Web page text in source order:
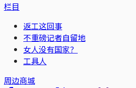
栏目
返工这回事
不重磅记者自留地
女人没有国家？
工具人
周边商城